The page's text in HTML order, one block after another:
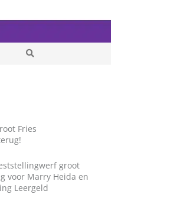
Fries
groot
voor Marry Heida en
Leergeld